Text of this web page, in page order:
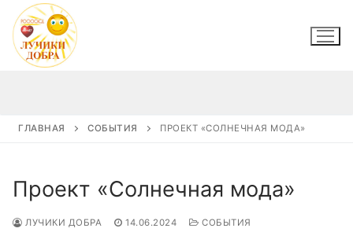
Перейти
содержимому
ГЛАВНАЯ СОБЫТИЯ ПРОЕКТ «СОЛНЕЧНАЯ МОДА»
Проект «Солнечная мода»
ЛУЧИКИ ДОБРА 14.06.2024 СОБЫТИЯ